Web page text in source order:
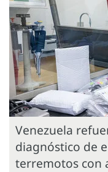
Venezuela
diagnóstico de
terremotos con